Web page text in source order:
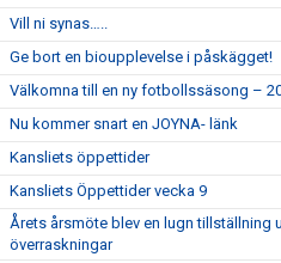
Vill ni synas…..
Ge bort en bioupplevelse i påskägget!
Välkomna till en ny fotbollssäsong –
Nu kommer snart en JOYNA- länk
Kansliets öppettider
Kansliets Öppettider vecka 9
Årets årsmöte blev en lugn tillställning
överraskningar